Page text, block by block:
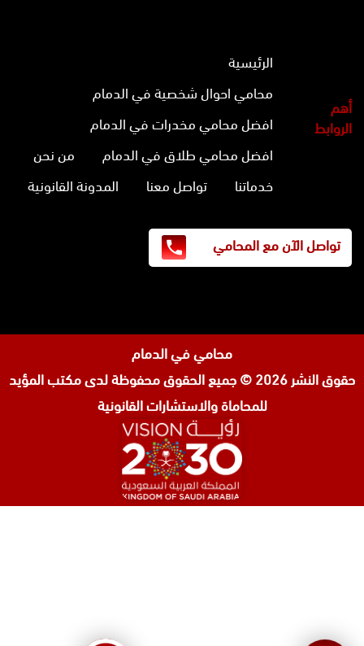
أهم
الروابط
الرئيسية
محامي احوال شخصية في الدمام
افضل محامي مخدرات في الدمام
افضل محامي طلاق في الدمام
من نحن
خدماتنا
تواصل معنا المدونة القانونية
تواصل الآن مع المحامي
محامي في الدمام
حقوق النشر 2026 © جميع الحقوق محفوظة لدى
مكتب المؤيد
للمحاماة والاستشارات القانونية